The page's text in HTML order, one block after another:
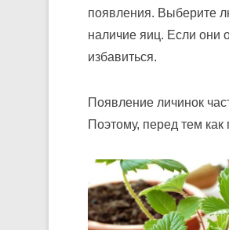
появления. Выберите
наличие яиц. Если они
избавиться.
Появление личинок
Поэтому, перед тем